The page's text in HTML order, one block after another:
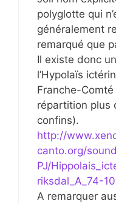
polyglotte qui
généralement
remarqué que
Il existe donc
l’Hypolaïs
Franche-Comté
répartition plus
confins).
http://
canto.org/
PJ/
riksdal_A_74-
A remarquer